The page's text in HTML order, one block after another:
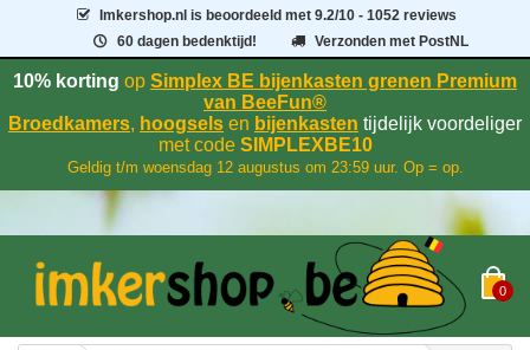
Imkershop.nl is beoordeeld met9.2/10 - 1052 reviews
60 dagen bedenktijd!
Verzonden met PostNL
10% korting op Simplex BE bijenkasten grenen Premium
van BeeFun®
Broedkamers, hoogsels en bijenkasten tijdelijk voordeliger
met codeSIMPLEXBE10
Geldig t/m woensdag 12 augustus om 23:59 uur. Op = op.
0